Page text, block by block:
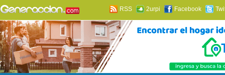
RSS 2urpi Facebook